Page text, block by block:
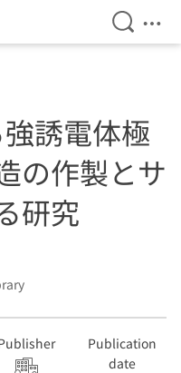
Open
誘電体極
の作製とサ
研究
Publication
date